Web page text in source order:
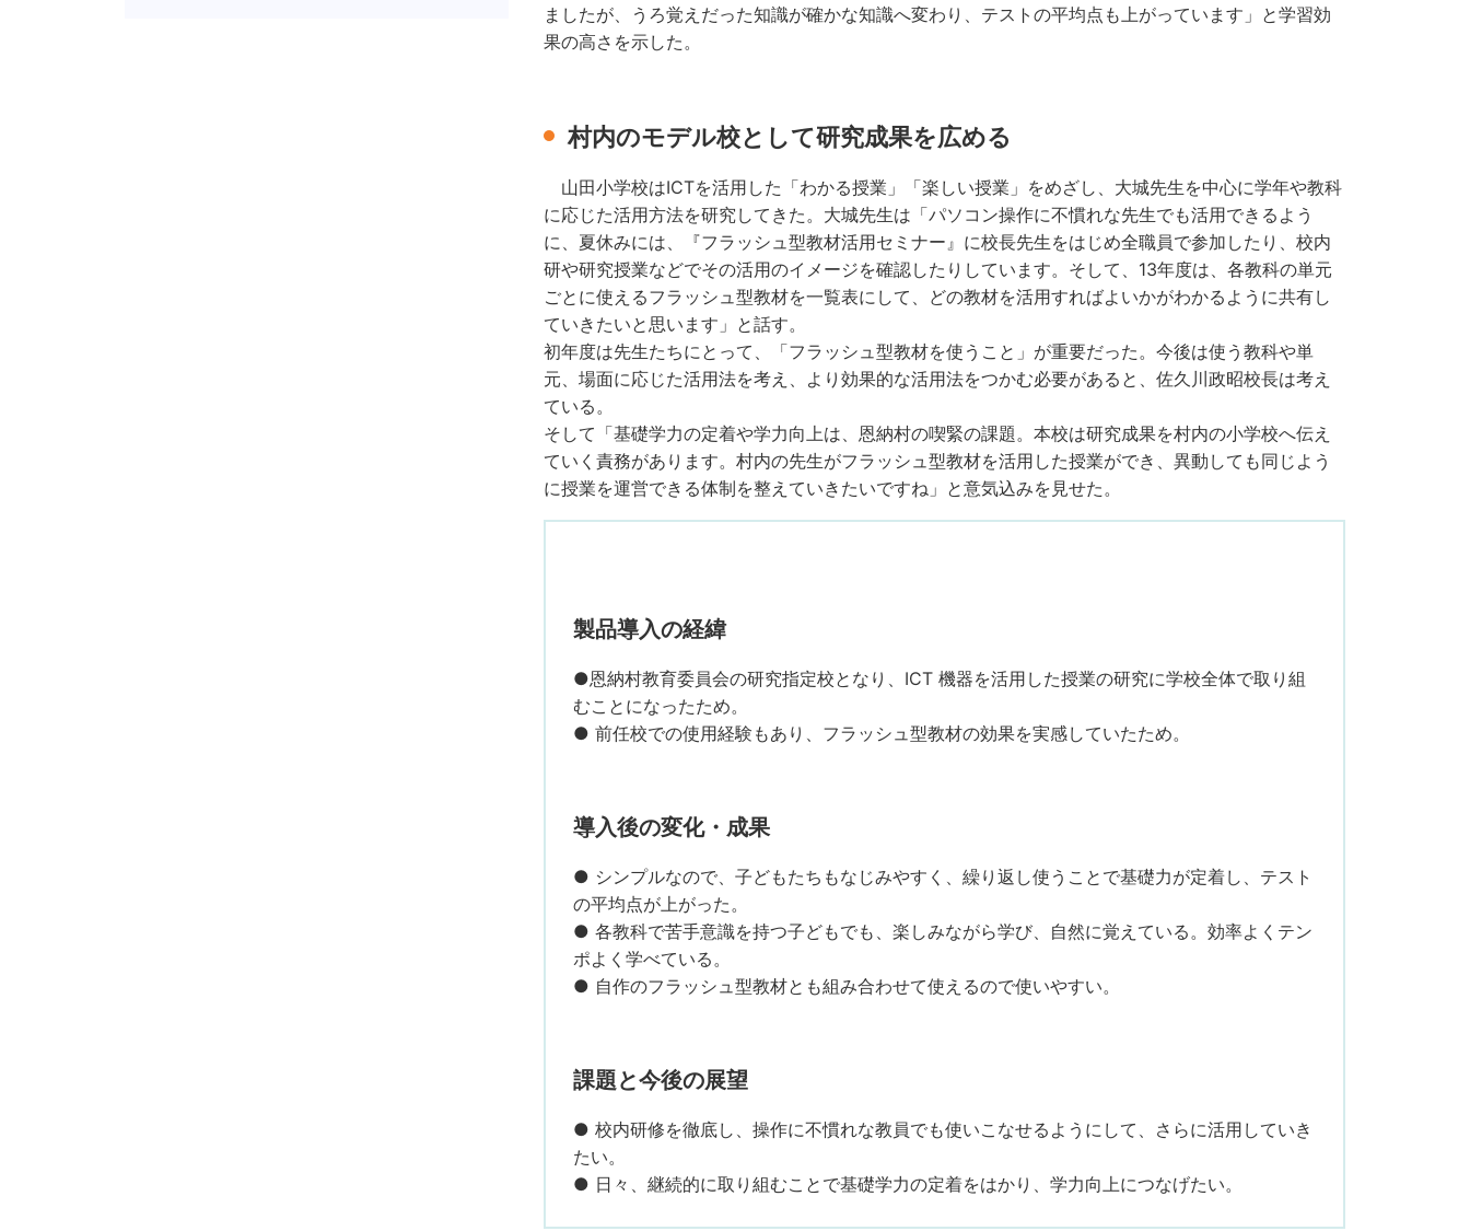
ましたが、うろ覚えだった知識が確かな知識へ変わり、テストの平均点も上がっています」と学習効
果の高さを示した。
村内のモデル校として研究成果を広める
山田小学校はICTを活用した「わかる授業」「楽しい授業」をめざし、大城先生を中心に学年や教科
に応じた活用方法を研究してきた。大城先生は「パソコン操作に不慣れな先生でも活用できるよう
に、夏休みには、『フラッシュ型教材活用セミナー』に校長先生をはじめ全職員で参加したり、校内
研や研究授業などでその活用のイメージを確認したりしています。そして、13年度は、各教科の単元
ごとに使えるフラッシュ型教材を一覧表にして、どの教材を活用すればよいかがわかるように共有し
ていきたいと思います」と話す。
初年度は先生たちにとって、「フラッシュ型教材を使うこと」が重要だった。今後は使う教科や単
元、場面に応じた活用法を考え、より効果的な活用法をつかむ必要があると、佐久川政昭校長は考え
ている。
そして「基礎学力の定着や学力向上は、恩納村の喫緊の課題。本校は研究成果を村内の小学校へ伝え
ていく責務があります。村内の先生がフラッシュ型教材を活用した授業ができ、異動しても同じよう
に授業を運営できる体制を整えていきたいですね」と意気込みを見せた。
製品導入の経緯
●恩納村教育委員会の研究指定校となり、ICT 機器を活用した授業の研究に学校全体で取り組
むことになったため。
● 前任校での使用経験もあり、フラッシュ型教材の効果を実感していたため。
導入後の変化・成果
● シンプルなので、子どもたちもなじみやすく、繰り返し使うことで基礎力が定着し、テスト
の平均点が上がった。
● 各教科で苦手意識を持つ子どもでも、楽しみながら学び、自然に覚えている。効率よくテン
ポよく学べている。
● 自作のフラッシュ型教材とも組み合わせて使えるので使いやすい。
課題と今後の展望
● 校内研修を徹底し、操作に不慣れな教員でも使いこなせるようにして、さらに活用していき
たい。
● 日々、継続的に取り組むことで基礎学力の定着をはかり、学力向上につなげたい。